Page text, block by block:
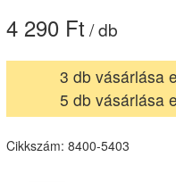
4 290 Ft / db
3 db vásárlása
5 db vásárlása
Cikkszám: 8400-5403